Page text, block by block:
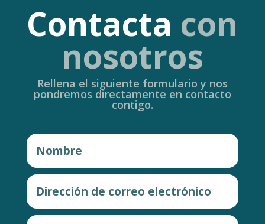
Contacta con
nosotros
Rellena el siguiente formulario y nos
pondremos directamente en contacto
contigo.